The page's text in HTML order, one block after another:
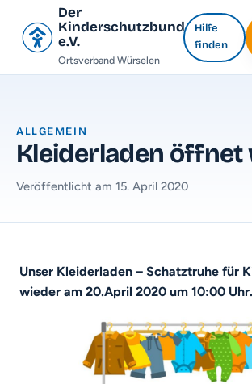
Der
Kinderschutzbund
e.V.
Ortsverband Würselen
Hilfe
finden
ALLGEMEIN
Kleiderladen öffnet
Veröffentlicht am 15. April 2020
Unser Kleiderladen – Schatztruhe für
wieder am 20.April 2020 um 10:00 Uhr.